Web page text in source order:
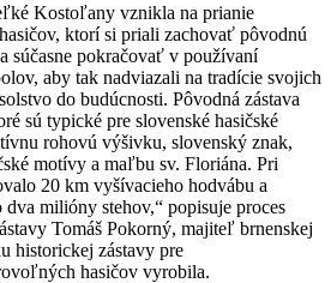
Kostoľany vznikla na prianie
ktorí si priali zachovať pôvodnú
súčasne pokračovať v používaní
aby tak nadviazali na tradície svojich
do budúcnosti. Pôvodná zástava
sú typické pre slovenské hasičské
rohovú výšivku, slovenský znak,
motívy a maľbu sv. Floriána. Pri
20 km vyšívacieho hodvábu a
milióny stehov,“ popisuje proces
Tomáš Pokorný, majiteľ brnenskej
historickej zástavy pre
hasičov vyrobila.